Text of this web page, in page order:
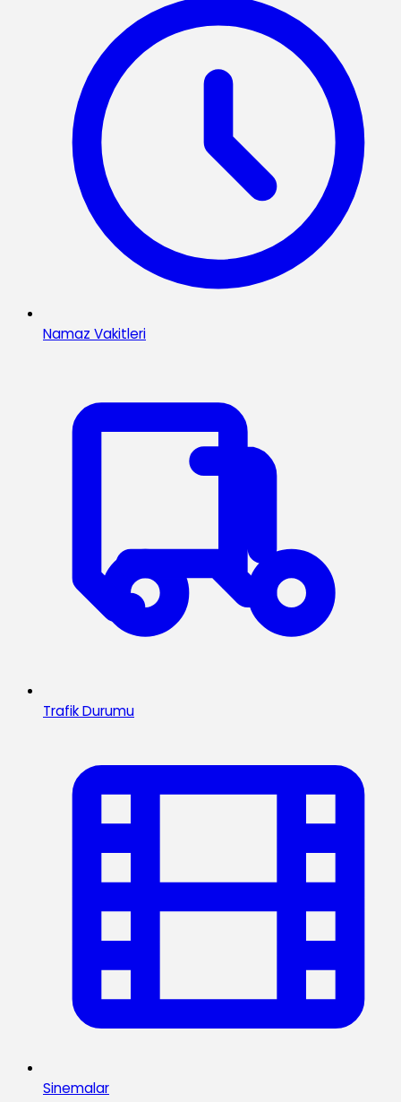
Namaz Vakitleri
Trafik Durumu
Sinemalar